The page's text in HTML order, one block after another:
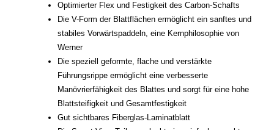
Optimierter Flex und Festigkeit des Carbon-Schafts
Die V-Form der Blattflächen ermöglicht ein sanftes und
stabiles Vorwärtspaddeln, eine Kernphilosophie von
Werner
Die speziell geformte, flache und verstärkte
Führungsrippe ermöglicht eine verbesserte
Manövrierfähigkeit des Blattes und sorgt für eine hohe
Blattsteifigkeit und Gesamtfestigkeit
Gut sichtbares Fiberglas-Laminatblatt